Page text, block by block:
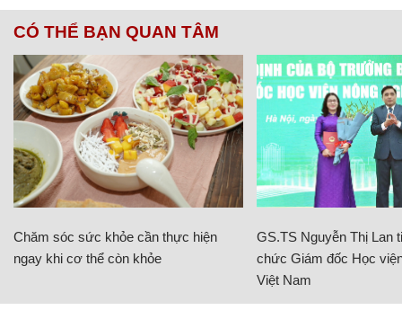
CÓ THỂ BẠN QUAN TÂM
Chăm sóc sức khỏe cần thực hiện
ngay khi cơ thể còn khỏe
GS.TS Nguyễn Thị Lan
chức Giám đốc Học
Việt Nam